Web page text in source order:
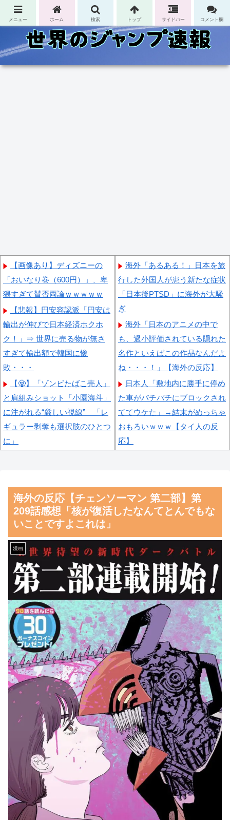
コンテンツへスキップ
【画像あり】ディズニーの
「おいなり巻（600円）」、卑
猥すぎて賛否両論ｗｗｗｗｗ
【悲報】円安容認派「円安は
輸出が伸びで日本経済ホクホ
ク！」⇒ 世界に売る物が無さ
すぎて輸出額で韓国に惨
敗・・・
【🧟】「ゾンビたばこ売人」
と肩組みショット「小園海斗」
に注がれる“厳しい視線” 「レ
ギュラー剥奪も選択肢のひとつ
に」
言で炎上ｗｗｗｗｗｗ
【画像】壮絶ないじめでガチ
濡れしてる女子
【朗報】齋藤飛鳥、前屈みで
完全に見えてる動画が拡散され
てしまう…
磁気嵐、地球由来のイオンが
主導…JAXAの衛星「あらせ」
が観測！
舌を絡ませて、唾液交換して
── ちゅっちゅしながらの濃厚
エッ画像♪
海外「日本よ、お前がナンバ
ーワンだ」 熊本地震直後の日
本の対応のスピードに世界が衝
【画像】顔100点、体30点の
女ｗｗｗ
Powered by livedoor 相互RSS
海外「あるある！」日本を旅
行した外国人が患う新たな症状
「日本後PTSD」に海外が大騒
ぎ
海外「日本のアニメの中で
も、過小評価されている隠れた
名作といえばこの作品なんだよ
ね・・・！」【海外の反応】
日本人「敷地内に勝手に停め
た車がバチバチにブロックされ
ててウケた」→結末がめっちゃ
おもろいｗｗｗ【タイ人の反
応】
海外の反応：熊本の病院で手
術中に熊本地震が発生、大揺れ
の中でも患者を守った医師たち
韓国人「韓国に10年間の出場
権剥奪や過去ワールドカップ、
オリンピック予選の記録削除を
要求するFIFA公式制裁を海外メ
ディアが報道！」
韓国人「韓国人の日本への好
感度が最高記録を達成した理
由」
韓国人「韓国サッカー協会の
性接待問題のとんでもない言い
訳がこちら…」→「もはや自白
だろこれ…（ﾌﾞﾙﾌﾞﾙ」＝韓国
の反応
韓国が独自開発したと自慢す
る甘いトマト、実はそこら辺の
トマトに砂糖水を注入していた
だけなのが判明して大問題にw
韓国人「大韓航空の熊本地震
飲料水支援に対する日本人の反
海外の反応【チェンソーマン 第二部】第
209話感想「核が復活したなんてとんでもな
いことですよこれは」
漫画
メニュー ホーム 検索 トップ サイドバー コメント欄